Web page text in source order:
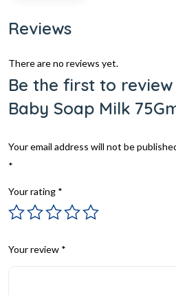
Reviews
There are no reviews yet.
Be the first to review
Baby Soap Milk
Your email address will not be
*
Your rating *
Your review *